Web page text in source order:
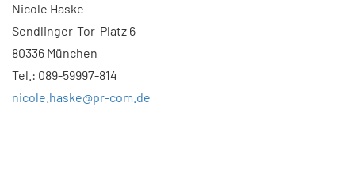
Nicole Haske
Sendlinger-Tor-Platz 6
80336 München
Tel.: 089-59997-814
nicole.haske@pr-com.de